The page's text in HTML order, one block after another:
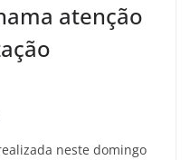
atenção
neste domingo